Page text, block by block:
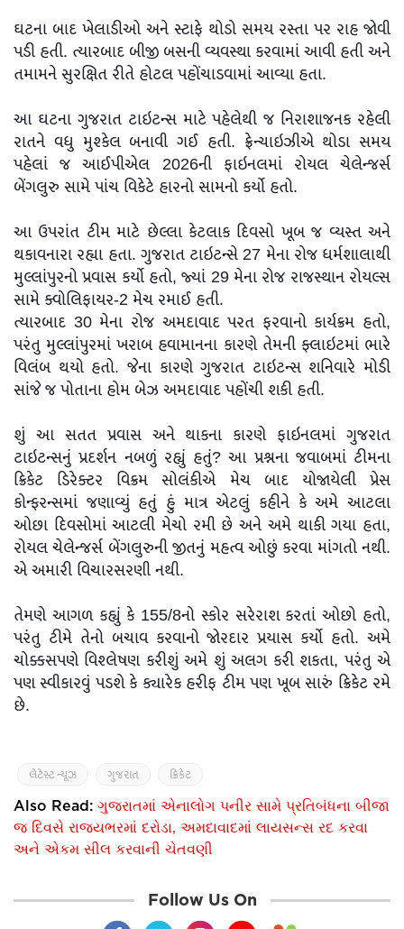
ઘટના બાદ ખેલાડીઓ અને સ્ટાફે થોડો સમય રસ્તા પર રાહ જોવી
પડી હતી. ત્યારબાદ બીજી બસની વ્યવસ્થા કરવામાં આવી હતી અને
તમામને સુરક્ષિત રીતે હોટલ પહોંચાડવામાં આવ્યા હતા.
આ ઘટના ગુજરાત ટાઇટન્સ માટે પહેલેથી જ નિરાશાજનક રહેલી
રાતને વધુ મુશ્કેલ બનાવી ગઈ હતી. ફ્રેન્ચાઇઝીએ થોડા સમય
પહેલાં જ આઈપીએલ 2026ની ફાઇનલમાં રોયલ ચેલેન્જર્સ
બેંગલુરુ સામે પાંચ વિકેટે હારનો સામનો કર્યો હતો.
આ ઉપરાંત ટીમ માટે છેલ્લા કેટલાક દિવસો ખૂબ જ વ્યસ્ત અને
થકાવનારા રહ્યા હતા. ગુજરાત ટાઇટન્સે 27 મેના રોજ ધર્મશાલાથી
મુલ્લાંપુરનો પ્રવાસ કર્યો હતો, જ્યાં 29 મેના રોજ રાજસ્થાન રોયલ્સ
સામે ક્વોલિફાયર-2 મેચ રમાઈ હતી.
ત્યારબાદ 30 મેના રોજ અમદાવાદ પરત ફરવાનો કાર્યક્રમ હતો,
પરંતુ મુલ્લાંપુરમાં ખરાબ હવામાનના કારણે તેમની ફ્લાઇટમાં ભારે
વિલંબ થયો હતો. જેના કારણે ગુજરાત ટાઇટન્સ શનિવારે મોડી
સાંજે જ પોતાના હોમ બેઝ અમદાવાદ પહોંચી શકી હતી.
શું આ સતત પ્રવાસ અને થાકના કારણે ફાઇનલમાં ગુજરાત
ટાઇટન્સનું પ્રદર્શન નબળું રહ્યું હતું? આ પ્રશ્નના જવાબમાં ટીમના
ક્રિકેટ ડિરેક્ટર વિક્રમ સોલંકીએ મેચ બાદ યોજાયેલી પ્રેસ
કોન્ફરન્સમાં જણાવ્યું હતું હું માત્ર એટલું કહીને કે અમે આટલા
ઓછા દિવસોમાં આટલી મેચો રમી છે અને અમે થાકી ગયા હતા,
રોયલ ચેલેન્જર્સ બેંગલુરુની જીતનું મહત્વ ઓછું કરવા માંગતો નથી.
એ અમારી વિચારસરણી નથી.
તેમણે આગળ કહ્યું કે 155/8નો સ્કોર સરેરાશ કરતાં ઓછો હતો,
પરંતુ ટીમે તેનો બચાવ કરવાનો જોરદાર પ્રયાસ કર્યો હતો. અમે
ચોક્કસપણે વિશ્લેષણ કરીશું અમે શું અલગ કરી શકતા, પરંતુ એ
પણ સ્વીકારવું પડશે કે ક્યારેક હરીફ ટીમ પણ ખૂબ સારું ક્રિકેટ રમે
છે.
લેટેસ્ટ ન્યૂઝ ગુજરાત ક્રિકેટ
Also Read: ગુજરાતમાં એનાલોગ પનીર સામે પ્રતિબંધના બીજા
જ દિવસે રાજ્યભરમાં દરોડા, અમદાવાદમાં લાયસન્સ રદ કરવા
અને એકમ સીલ કરવાની ચેતવણી
Follow Us On